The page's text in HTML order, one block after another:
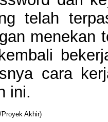
telah
menekan
cara
ini.
Akhir)